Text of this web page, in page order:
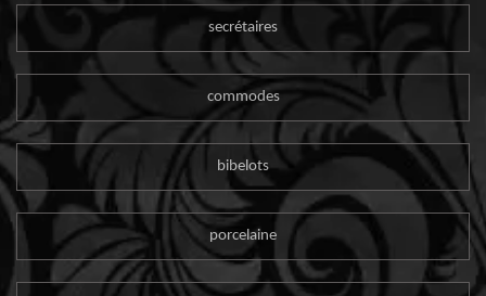
secrétaires
commodes
bibelots
porcelaine